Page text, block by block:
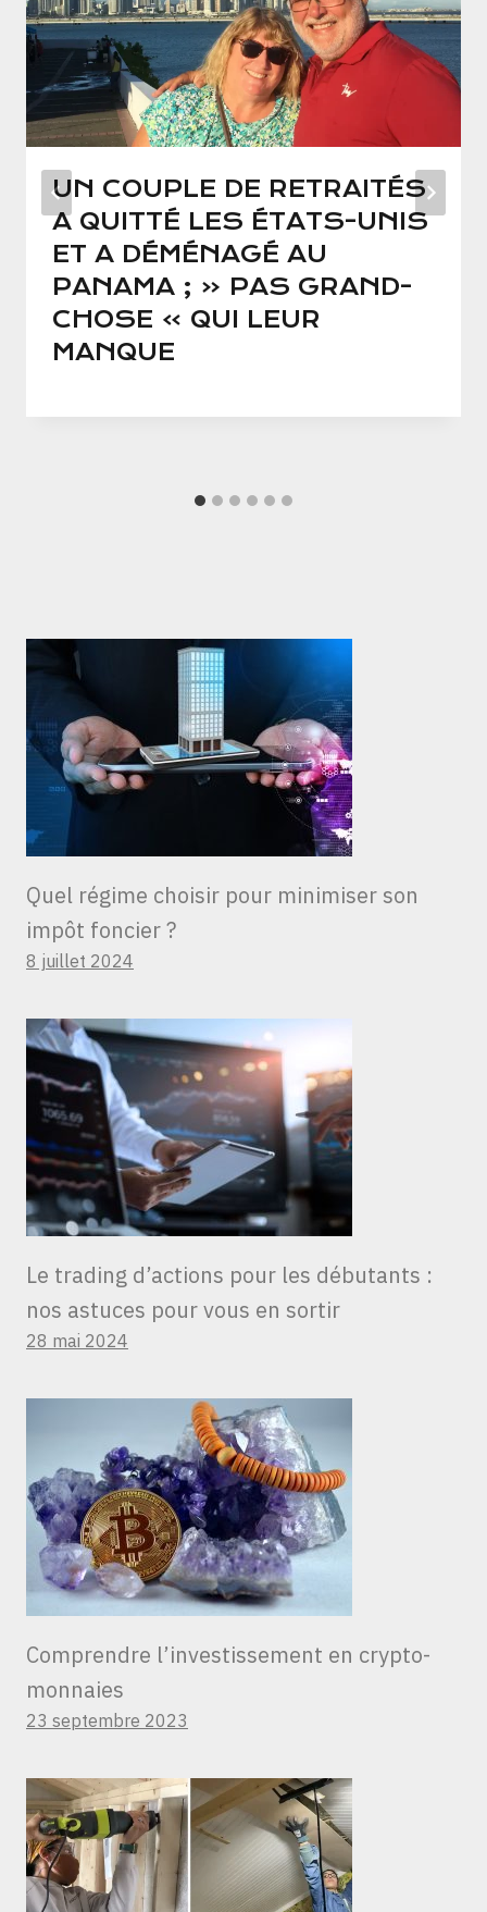
UN COUPLE DE RETRAITÉS
A QUITTÉ LES ÉTATS-UNIS
ET A DÉMÉNAGÉ AU
PANAMA ; « PAS GRAND-
CHOSE » QUI LEUR
MANQUE
Quel régime choisir pour minimiser son
impôt foncier ?
8 juillet 2024
Le trading d’actions pour les débutants :
nos astuces pour vous en sortir
28 mai 2024
Comprendre l’investissement en crypto-
monnaies
23 septembre 2023